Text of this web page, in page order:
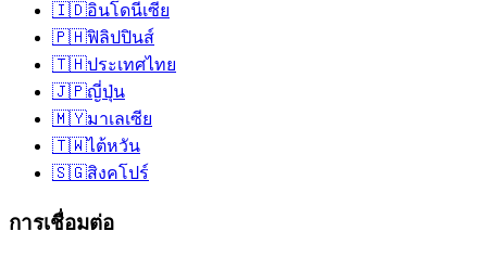
🇮🇩อินโดนีเซีย
🇵🇭ฟิลิปปินส์
🇹🇭ประเทศไทย
🇯🇵ญี่ปุ่น
🇲🇾มาเลเซีย
🇹🇼ไต้หวัน
🇸🇬สิงคโปร์
การเชื่อมต่อ